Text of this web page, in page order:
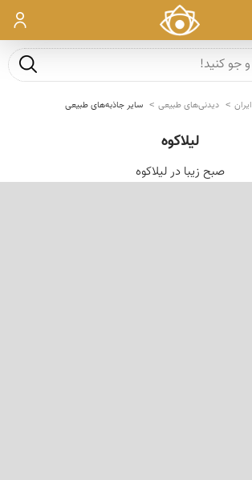
ورود
جست و
دیدنی‌های طبیعی سایر جاذبه‌های طبیعی
لیلاکوه
صبح زیبا در لیلاکوه